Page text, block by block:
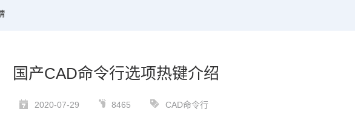
国产CAD命令行选项热键介绍
2020-07-29 8465 CAD命令行